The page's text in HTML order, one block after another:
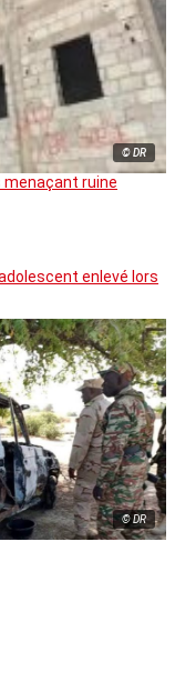
© DR
menaçant ruine
enlevé lors
© DR